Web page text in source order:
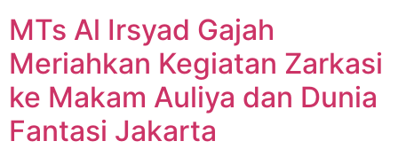
MTs Al Irsyad Gajah
Meriahkan Kegiatan Zarkasi
ke Makam Auliya dan Dunia
Fantasi Jakarta